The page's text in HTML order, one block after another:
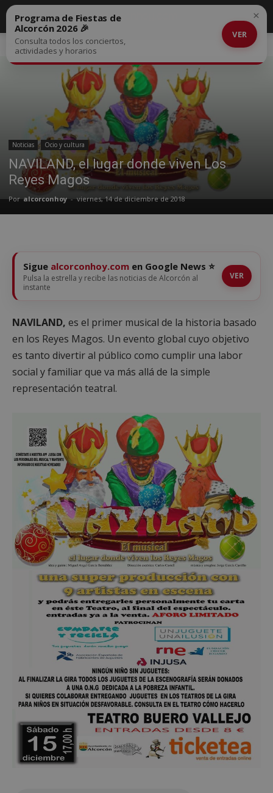
Inicio Noticias
Noticias Ocio y cultura
NAVILAND, el lugar donde viven Los
Reyes Magos
Por alcorconhoy - viernes, 14 de diciembre de 2018
Programa de Fiestas de
Alcorcón 2026 🎉
Consulta todos los conciertos,
actividades y horarios
VER
×
Sigue alcorconhoy.com en Google News ⭐
Pulsa la estrella y recibe las noticias de Alcorcón al
instante
VER
NAVILAND, es el primer musical de la historia basado
en los Reyes Magos. Un evento global cuyo objetivo
es tanto divertir al público como cumplir una labor
social y familiar que va más allá de la simple
representación teatral.